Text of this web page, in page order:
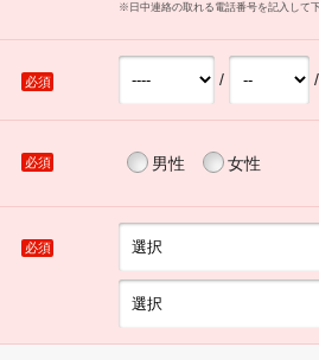
※日中連絡の取れる電話番号を記入して下
必須 / /
必須 男性 女性
必須